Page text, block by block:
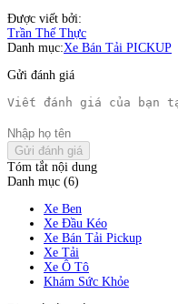
Được viết bởi:
Trần Thế Thực
Danh mục:Xe Bán Tải PICKUP
Gửi đánh giá
Gửi đánh giá
Tóm tắt nội dung
Danh mục (6)
Xe Ben
Xe Đầu Kéo
Xe Bán Tải Pickup
Xe Tải
Xe Ô Tô
Khám Sức Khỏe